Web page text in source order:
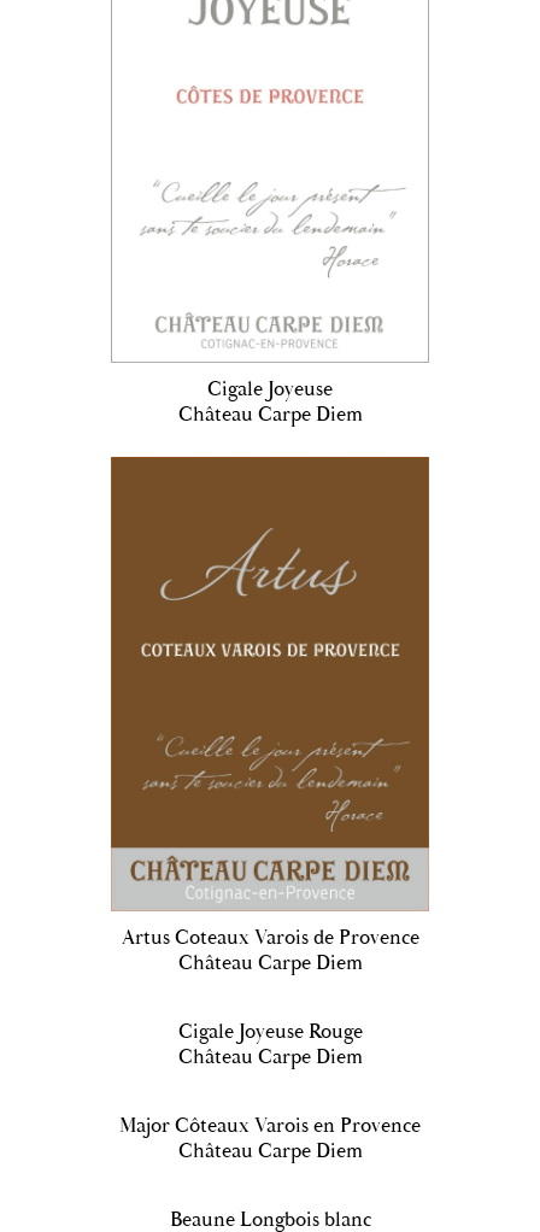
Cigale Joyeuse
Château Carpe Diem
Artus Coteaux Varois de Provence
Château Carpe Diem
Cigale Joyeuse Rouge
Château Carpe Diem
Major Côteaux Varois en Provence
Château Carpe Diem
Beaune Longbois blanc